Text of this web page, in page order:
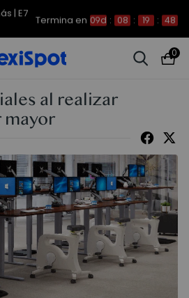
E7
Termina en 09d : 08 : 19 : 48
0
al realizar
mayor